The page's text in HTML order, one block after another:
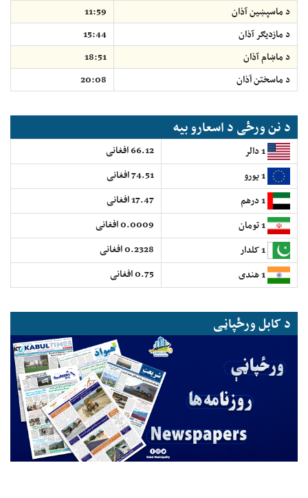
د ماسپښين آذان
11:59
د مازديګر آذان
15:44
د ماښام آذان
18:51
د ماسختن اَذان
20:08
د نن ورځی د اسعارو بیه
66.12 افغانی
74.51 افغانی
17.47 افغانی
0.0009 افغانی
0.2328 افغانی
0.75 افغانی
د کابل ورځپاڼی